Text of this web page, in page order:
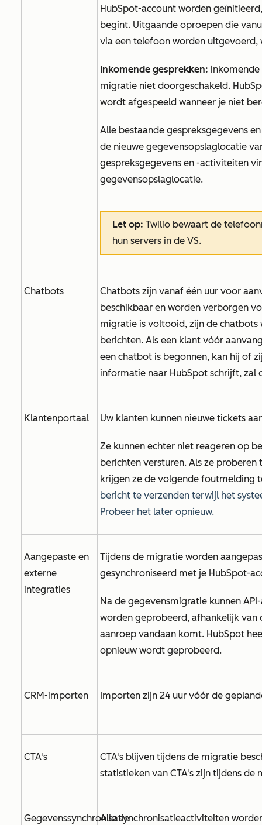
HubSpot-account worden
begint. Uitgaande oproepen die
via een telefoon worden uitgevoerd,
Inkomende gesprekken:
migratie niet doorgeschakeld.
wordt afgespeeld wanneer je niet
Alle bestaande gespreksgegevens
de nieuwe gegevensopslaglocatie
gespreksgegevens en -activiteiten
gegevensopslaglocatie.
Let op: Twilio bewaart de
hun servers in de VS.
Chatbots
Chatbots zijn vanaf één uur voor
beschikbaar en worden verborgen
migratie is voltooid, zijn de chatbots
berichten. Als een klant vóór
een chatbot is begonnen, kan hij of
informatie naar HubSpot schrijft, zal
Klantenportaal Uw klanten kunnen nieuwe tickets
Ze kunnen echter niet reageren op
berichten versturen. Als ze
krijgen ze de volgende foutmelding
bericht te verzenden terwijl het
Probeer het later opnieuw.
Aangepaste en
externe
integraties
Tijdens de migratie worden
gesynchroniseerd met je HubSpot-
Na de gegevensmigratie kunnen
worden geprobeerd, afhankelijk van
aanroep vandaan komt. HubSpot
opnieuw wordt geprobeerd.
CRM-importen Importen zijn 24 uur vóór de
CTA's
CTA's blijven tijdens de migratie
statistieken van CTA's zijn tijdens
GegevenssynchronisatieAlle synchronisatieactiviteiten